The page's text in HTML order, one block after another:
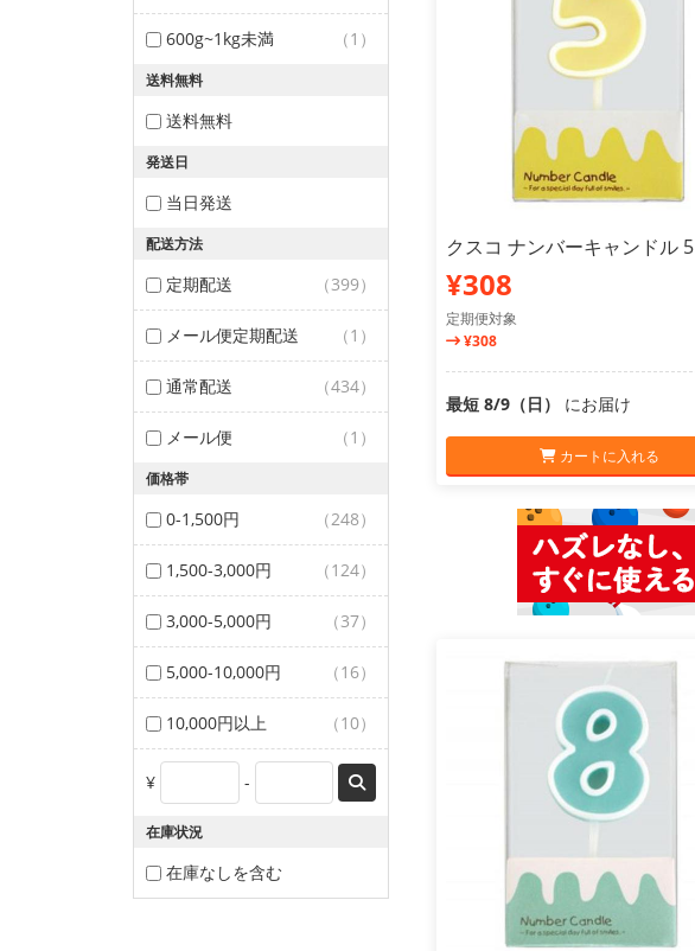
600g~1kg未満 （1）
送料無料
送料無料
発送日
当日発送
配送方法
定期配送 （399）
メール便定期配送 （1）
通常配送 （434）
メール便 （1）
価格帯
0-1,500円 （248）
1,500-3,000円 （124）
3,000-5,000円 （37）
5,000-10,000円 （16）
10,000円以上 （10）
¥ -
在庫状況
在庫なしを含む
クスコ ナンバーキャンドル 5
¥308
定期便対象
¥308
最短 8/9（日） にお届け
カートに入れる